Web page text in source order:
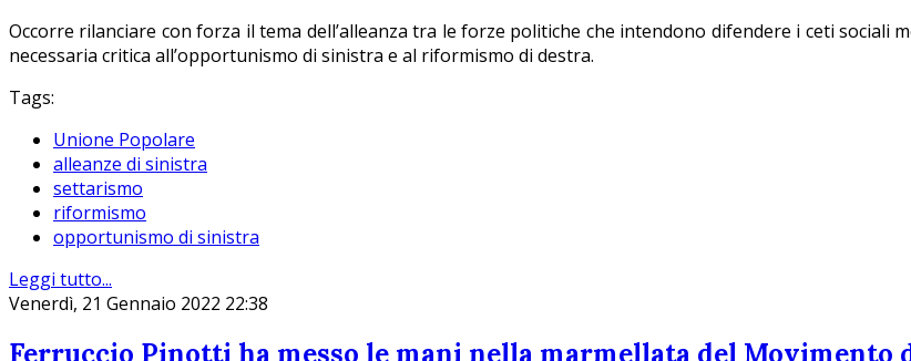
Occorre rilanciare con forza il tema dell’alleanza tra le forze politiche che intendono difendere i ceti sociali
necessaria critica all’opportunismo di sinistra e al riformismo di destra.
Tags:
Unione Popolare
alleanze di sinistra
settarismo
riformismo
opportunismo di sinistra
Leggi tutto...
Venerdì, 21 Gennaio 2022 22:38